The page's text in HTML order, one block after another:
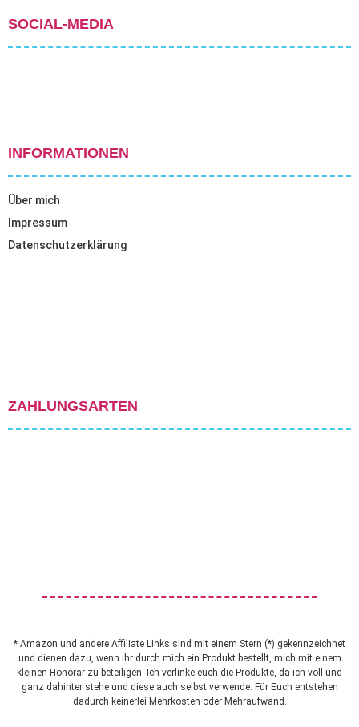
SOCIAL-MEDIA
INFORMATIONEN
Über mich
Impressum
Datenschutzerklärung
ZAHLUNGSARTEN
* Amazon und andere Affiliate Links sind mit einem Stern (*) gekennzeichnet
und dienen dazu, wenn ihr durch mich ein Produkt bestellt, mich mit einem
kleinen Honorar zu beteiligen. Ich verlinke euch die Produkte, da ich voll und
ganz dahinter stehe und diese auch selbst verwende. Für Euch entstehen
dadurch keinerlei Mehrkosten oder Mehraufwand.